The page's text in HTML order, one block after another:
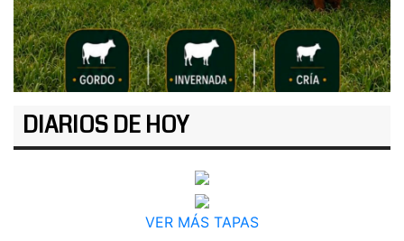
DIARIOS DE HOY
VER MÁS TAPAS